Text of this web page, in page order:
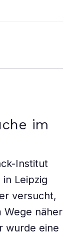
im
Institut
Leipzig
versucht,
Wege näher
wurde eine